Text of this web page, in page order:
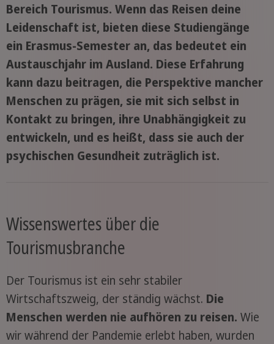
Bereich Tourismus. Wenn das Reisen deine
Leidenschaft ist, bieten diese Studiengänge
ein Erasmus-Semester an, das bedeutet ein
Austauschjahr im Ausland. Diese Erfahrung
kann dazu beitragen, die Perspektive mancher
Menschen zu prägen, sie mit sich selbst in
Kontakt zu bringen, ihre Unabhängigkeit zu
entwickeln, und es heißt, dass sie auch der
psychischen Gesundheit zuträglich ist.
Wissenswertes über die
Tourismusbranche
Der Tourismus ist ein sehr stabiler
Wirtschaftszweig, der ständig wächst. Die
Menschen werden nie aufhören zu reisen. Wie
wir während der Pandemie erlebt haben, wurden